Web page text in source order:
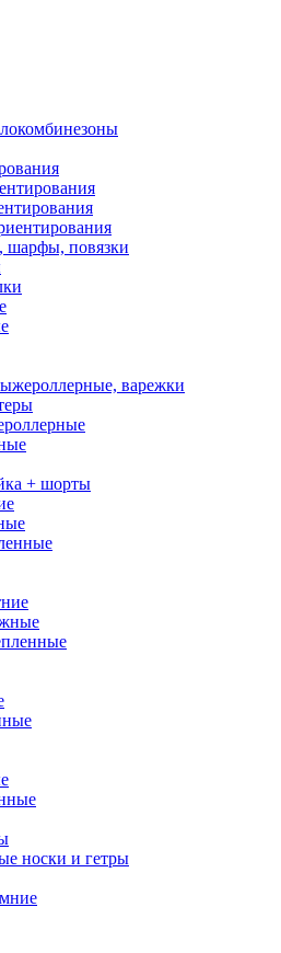
повязки
варежки
+ шорты
носки и гетры